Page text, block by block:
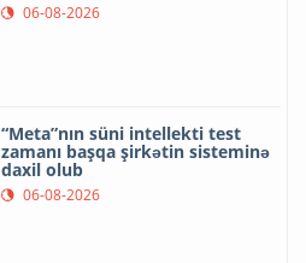
06-08-2026
“Meta”nın süni intellekti test
zamanı başqa şirkətin sisteminə
daxil olub
06-08-2026